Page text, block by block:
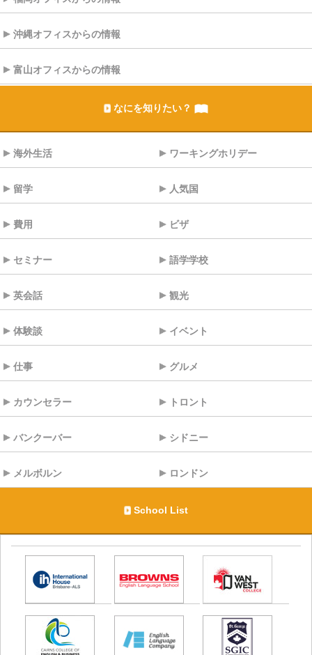
沖縄オフィスからの情報
富山オフィスからの情報
なにを知りたい？
海外生活 ワーキングホリデー
留学 人気国
費用 ビザ
セミナー 語学学校
英会話 観光
体験談 イベント
仕事 グルメ
カウンセラー トロント
バンクーバー シドニー
メルボルン ロンドン
School List